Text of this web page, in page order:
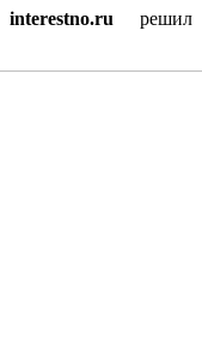
interestno.ru решил